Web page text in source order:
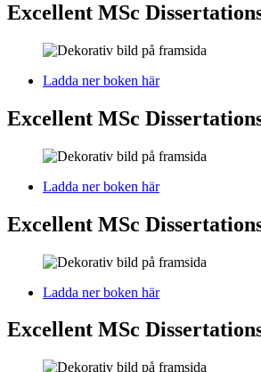
Excellent MSc
Ladda ner boken här
Excellent MSc
Ladda ner boken här
Excellent MSc
Ladda ner boken här
Excellent MSc